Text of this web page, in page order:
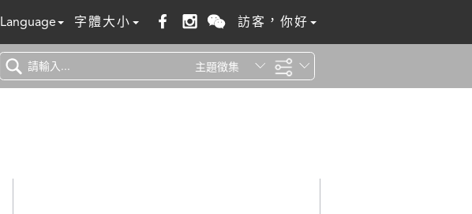
Language 字體大小 訪客，你好
主題徵集